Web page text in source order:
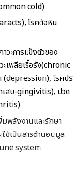
cold)
โรคต้อหิน
วะการแข็งตัวของ
เพลียเรื้อรัง(chronic
(depression), โรคปริ
เสบ-gingivitis), ปวด
พลังงานและรักษา
ใช้เป็นสารต้านอนุมูล
system